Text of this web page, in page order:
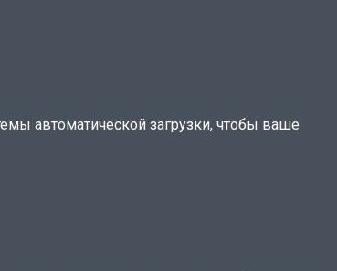
автоматической загрузки, чтобы ваше